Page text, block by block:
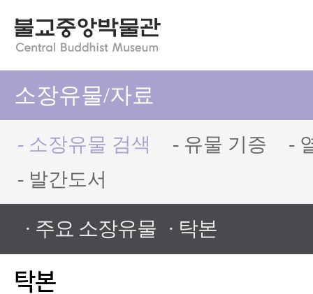
소장유물/자료
- 소장유물 검색 - 유물 기증
-
- 발간도서
· 주요 소장유물 · 탁본
탁본